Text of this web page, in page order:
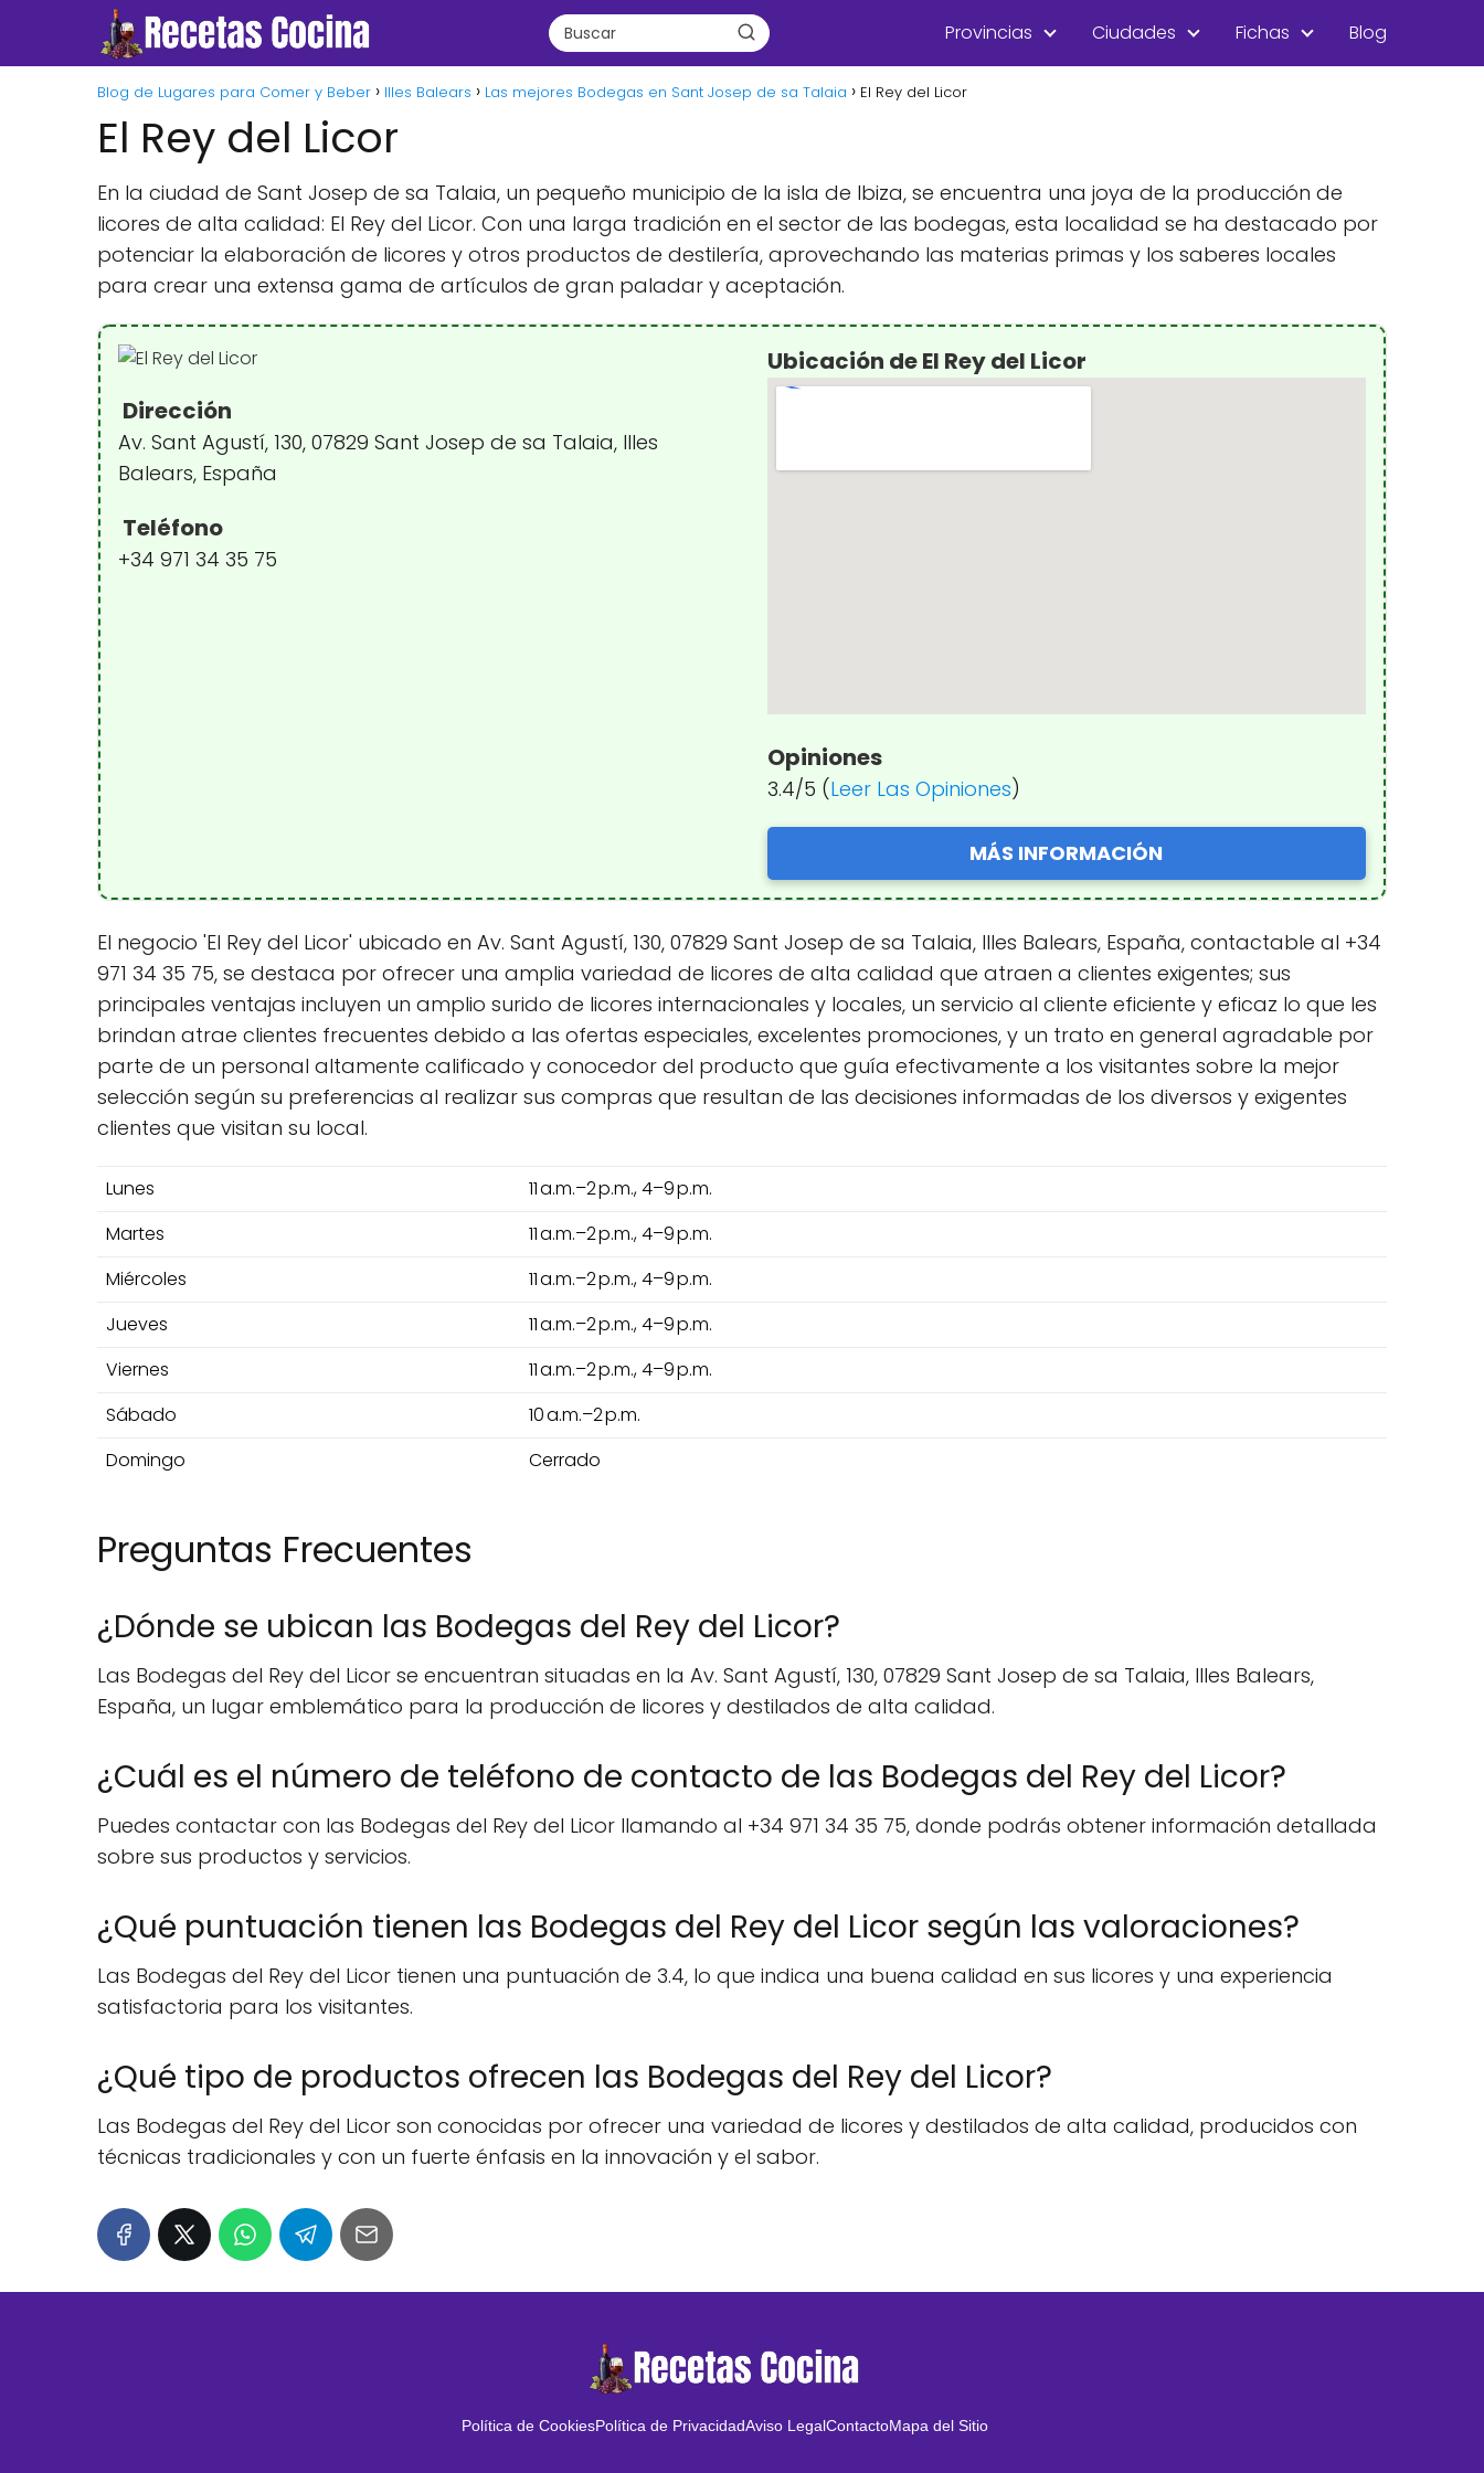
Provincias Ciudades Fichas Blog
Blog de Lugares para Comer y Beber Illes Balears Las mejores Bodegas en Sant Josep de sa Talaia El Rey del Licor
El Rey del Licor
En la ciudad de Sant Josep de sa Talaia, un pequeño municipio de la isla de Ibiza, se encuentra una joya de la producción de
licores de alta calidad: El Rey del Licor. Con una larga tradición en el sector de las bodegas, esta localidad se ha destacado por
potenciar la elaboración de licores y otros productos de destilería, aprovechando las materias primas y los saberes locales
para crear una extensa gama de artículos de gran paladar y aceptación.
Dirección
Av. Sant Agustí, 130, 07829 Sant Josep de sa Talaia, Illes
Balears, España
Teléfono
+34 971 34 35 75
Ubicación de El Rey del Licor
Opiniones
3.4/5 (Leer Las Opiniones)
MÁS INFORMACIÓN
El negocio 'El Rey del Licor' ubicado en Av. Sant Agustí, 130, 07829 Sant Josep de sa Talaia, Illes Balears, España, contactable al +34
971 34 35 75, se destaca por ofrecer una amplia variedad de licores de alta calidad que atraen a clientes exigentes; sus
principales ventajas incluyen un amplio surido de licores internacionales y locales, un servicio al cliente eficiente y eficaz lo que les
brindan atrae clientes frecuentes debido a las ofertas especiales, excelentes promociones, y un trato en general agradable por
parte de un personal altamente calificado y conocedor del producto que guía efectivamente a los visitantes sobre la mejor
selección según su preferencias al realizar sus compras que resultan de las decisiones informadas de los diversos y exigentes
clientes que visitan su local.
Lunes
11 a.m.–2 p.m., 4–9 p.m.
Martes
11 a.m.–2 p.m., 4–9 p.m.
Miércoles
11 a.m.–2 p.m., 4–9 p.m.
Jueves
11 a.m.–2 p.m., 4–9 p.m.
Viernes
11 a.m.–2 p.m., 4–9 p.m.
Sábado
10 a.m.–2 p.m.
Domingo
Cerrado
Preguntas Frecuentes
¿Dónde se ubican las Bodegas del Rey del Licor?
Las Bodegas del Rey del Licor se encuentran situadas en la Av. Sant Agustí, 130, 07829 Sant Josep de sa Talaia, Illes Balears,
España, un lugar emblemático para la producción de licores y destilados de alta calidad.
¿Cuál es el número de teléfono de contacto de las Bodegas del Rey del Licor?
Puedes contactar con las Bodegas del Rey del Licor llamando al +34 971 34 35 75, donde podrás obtener información detallada
sobre sus productos y servicios.
¿Qué puntuación tienen las Bodegas del Rey del Licor según las valoraciones?
Las Bodegas del Rey del Licor tienen una puntuación de 3.4, lo que indica una buena calidad en sus licores y una experiencia
satisfactoria para los visitantes.
¿Qué tipo de productos ofrecen las Bodegas del Rey del Licor?
Las Bodegas del Rey del Licor son conocidas por ofrecer una variedad de licores y destilados de alta calidad, producidos con
técnicas tradicionales y con un fuerte énfasis en la innovación y el sabor.
Política de CookiesPolítica de PrivacidadAviso LegalContactoMapa del Sitio